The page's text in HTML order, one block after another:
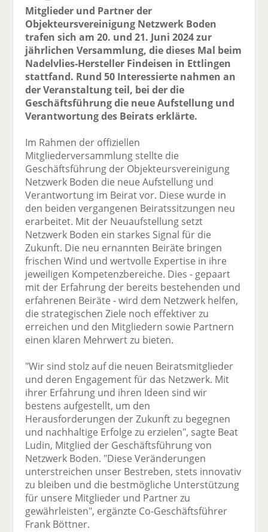
Mitglieder und Partner der
Objekteursvereinigung Netzwerk Boden
trafen sich am 20. und 21. Juni 2024 zur
jährlichen Versammlung, die dieses Mal beim
Nadelvlies-Hersteller Findeisen in Ettlingen
stattfand. Rund 50 Interessierte nahmen an
der Veranstaltung teil, bei der die
Geschäftsführung die neue Aufstellung und
Verantwortung des Beirats erklärte.
Im Rahmen der offiziellen
Mitgliederversammlung stellte die
Geschäftsführung der Objekteursvereinigung
Netzwerk Boden die neue Aufstellung und
Verantwortung im Beirat vor. Diese wurde in
den beiden vergangenen Beiratssitzungen neu
erarbeitet. Mit der Neuaufstellung setzt
Netzwerk Boden ein starkes Signal für die
Zukunft. Die neu ernannten Beiräte bringen
frischen Wind und wertvolle Expertise in ihre
jeweiligen Kompetenzbereiche. Dies - gepaart
mit der Erfahrung der bereits bestehenden und
erfahrenen Beiräte - wird dem Netzwerk helfen,
die strategischen Ziele noch effektiver zu
erreichen und den Mitgliedern sowie Partnern
einen klaren Mehrwert zu bieten.
"Wir sind stolz auf die neuen Beiratsmitglieder
und deren Engagement für das Netzwerk. Mit
ihrer Erfahrung und ihren Ideen sind wir
bestens aufgestellt, um den
Herausforderungen der Zukunft zu begegnen
und nachhaltige Erfolge zu erzielen", sagte Beat
Ludin, Mitglied der Geschäftsführung von
Netzwerk Boden. "Diese Veränderungen
unterstreichen unser Bestreben, stets innovativ
zu bleiben und die bestmögliche Unterstützung
für unsere Mitglieder und Partner zu
gewährleisten", ergänzte Co-Geschäftsführer
Frank Böttner.